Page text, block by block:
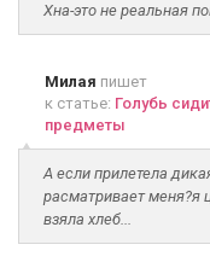
Хна-это не реальная
Милая пишет
к статье: Голубь
предметы
А если прилетела
расматривает меня?я
взяла хлеб...